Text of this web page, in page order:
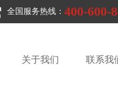
全国服务热线： 400-600-
关于我们 联系我